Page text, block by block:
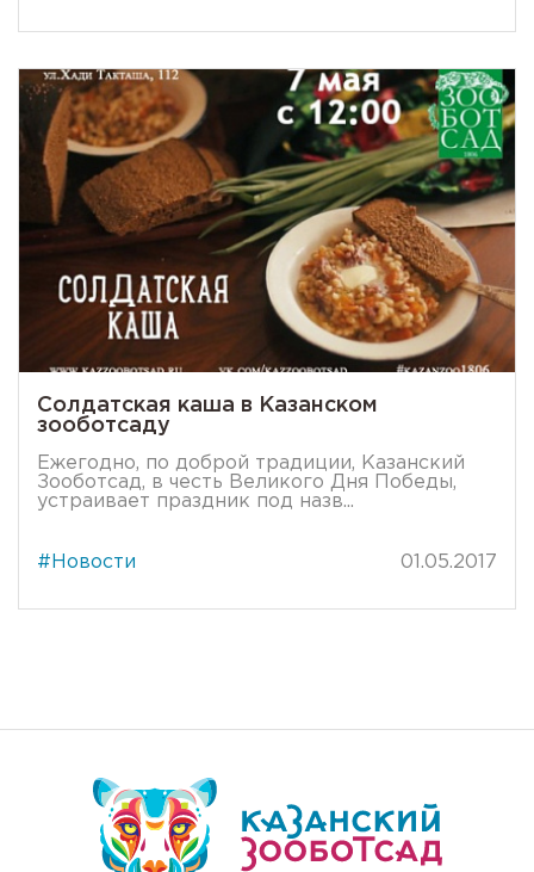
Солдатская каша в Казанском
зооботсаду
Ежегодно, по доброй традиции, Казанский
Зооботсад, в честь Великого Дня Победы,
устраивает праздник под назв...
#Новости 01.05.2017